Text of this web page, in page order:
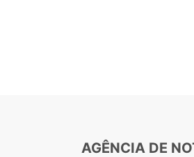
AGÊNCIA DE